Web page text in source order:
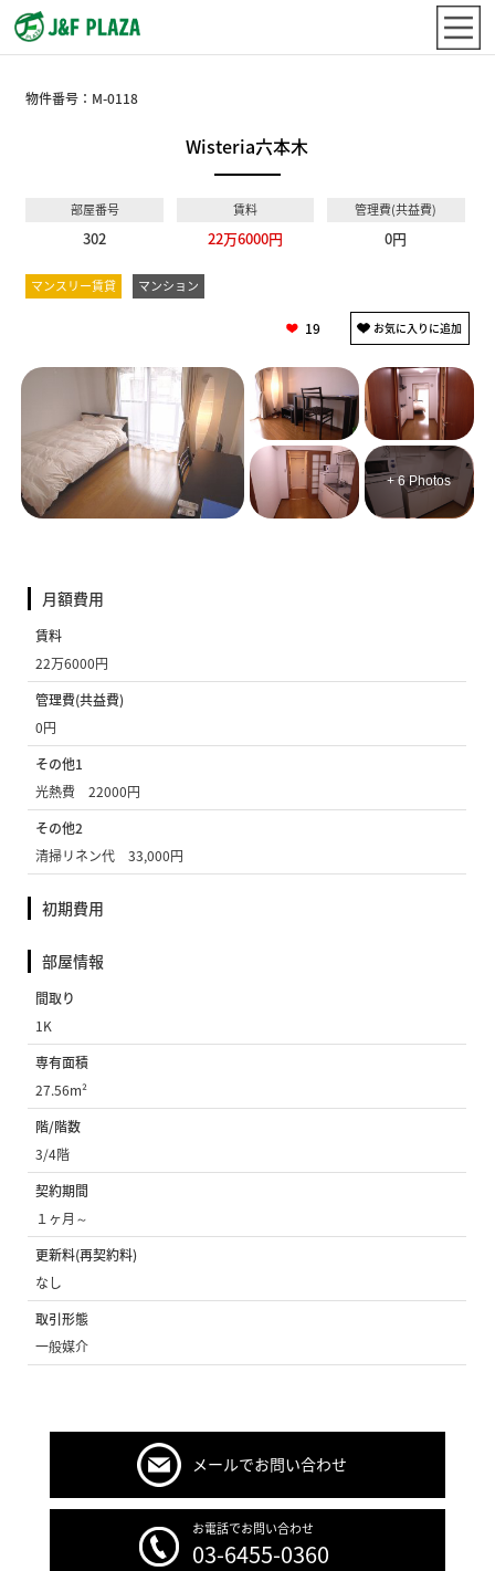
物件番号： M-0118
Wisteria六本木
部屋番号
302
賃料
22万6000円
管理費(共益費)
0円
マンスリー賃貸 マンション
19
+ 6 Photos
月額費用
賃料
22万6000円
管理費(共益費)
0円
その他1
光熱費 22000円
その他2
清掃リネン代 33,000円
初期費用
部屋情報
間取り
1K
専有面積
27.56m²
階/階数
3/4階
契約期間
１ヶ月～
更新料(再契約料)
なし
取引形態
一般媒介
メールでお問い合わせ
お電話でお問い合わせ
03-6455-0360